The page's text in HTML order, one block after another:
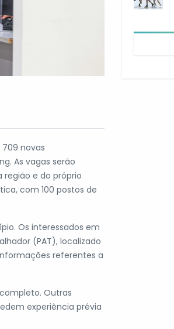
novas
As vagas serão
e do próprio
com 100 postos de
Os interessados em
(PAT), localizado
referentes a
Outras
experiência prévia